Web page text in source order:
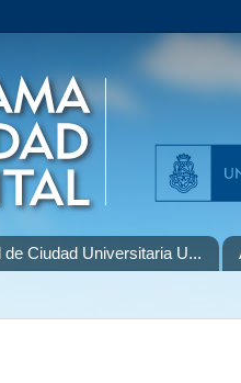
Ciudad Universitaria U...